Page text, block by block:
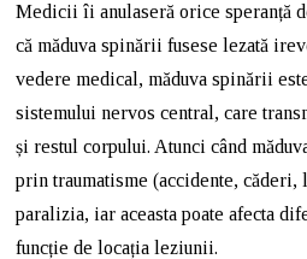
Medicii îi anulaseră orice speranță
că măduva spinării fusese lezată
vedere medical, măduva spinării
sistemului nervos central, care
și restul corpului. Atunci când
prin traumatisme (accidente, căderi,
paralizia, iar aceasta poate afecta
funcție de locația leziunii.